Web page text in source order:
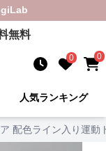
無料
0 0
人気ランキング
配色ライン入り運